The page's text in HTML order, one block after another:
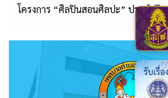
โครงการ “ศิลปินสอนศิลปะ” ประจำปี